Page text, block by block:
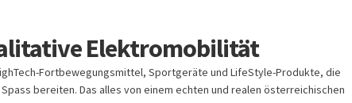
Elektromobilität
Fortbewegungsmittel, Sportgeräte und LifeStyle-Produkte, die
bereiten. Das alles von einem echten und realen österreichischen